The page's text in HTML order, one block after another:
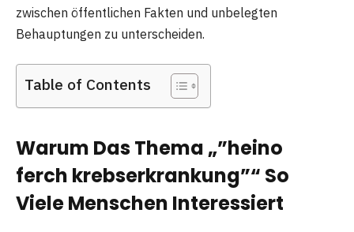
zwischen öffentlichen Fakten und unbelegten
Behauptungen zu unterscheiden.
Table of Contents
Warum Das Thema „”heino
ferch krebserkrankung”“ So
Viele Menschen Interessiert